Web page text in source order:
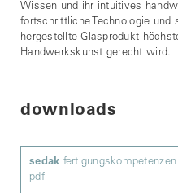
Wissen und ihr intuitives
fortschrittliche Technologie und
hergestellte Glasprodukt
Handwerkskunst gerecht wird.
downloads
sedak fertigungskompetenzen |
pdf